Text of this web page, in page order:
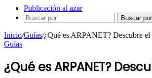
Publicación al azar
Buscar por
Inicio/Guías/¿Qué es ARPANET? Descubre
Guías
¿Qué es ARPANET?